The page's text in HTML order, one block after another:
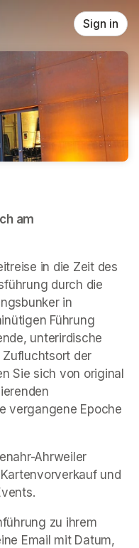
Sign in
am
in die Zeit des
durch die
in
Führung
unterirdische
der
Sie sich von original
vergangene Epoche
Ahrweiler
und
zu ihrem
Email mit Datum,